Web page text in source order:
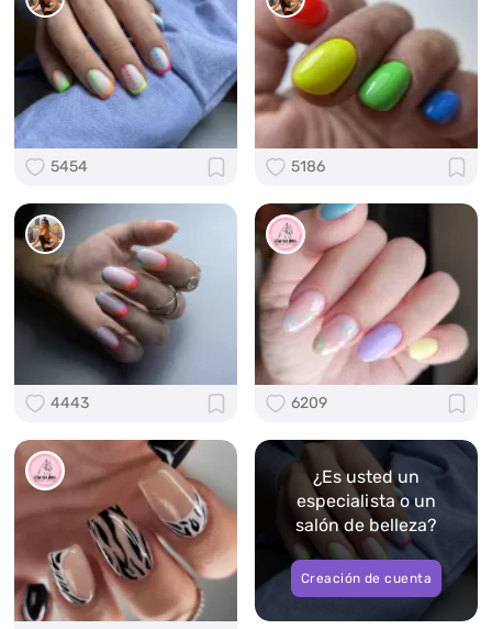
5454 5186
4443 6209
¿Es usted un
especialista o un
salón de belleza?
Creación de cuenta